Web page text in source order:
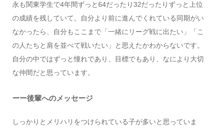
永も関東学生で4年間ずっと64だったり32だったりずっと上位
の成績を残していて。自分より前に進んでくれている同期がい
なかったら、自分もここまで「一緒にリーグ戦に出たい」「こ
の人たちと肩を並べて戦いたい」と思えたかわからないです。
自分の中ではずっと憧れであり、目標でもあり、なにより大切
な仲間だと思っています。
ーー後輩へのメッセージ
しっかりとメリハリをつけられている子が多いと思っていま